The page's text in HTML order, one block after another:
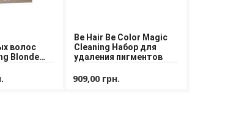
волос
Blonde
Be Hair Be Color Magic
Cleaning Набор для
удаления пигментов
909,00 грн.